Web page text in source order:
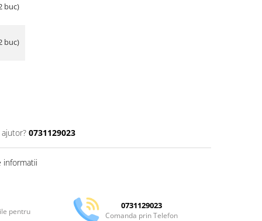
buc)
buc)
0731129023
informatii
pentru
0731129023
Comanda prin Telefon